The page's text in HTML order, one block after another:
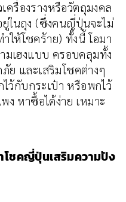
ครื่องรางหรือวัตถุมงคล
ในถุง (ซึ่งคนญี่ปุ่นจะไม่
ให้โชคร้าย) ทั้งนี้ โอมา
มเฮงแบบ ครอบคลุมทั้ง
ย และเสริมโชคต่างๆ
กับกระเป๋า หรือพกไว้
ง หาซื้อได้ง่าย เหมาะ
โชคญี่ปุ่นเสริมความปัง